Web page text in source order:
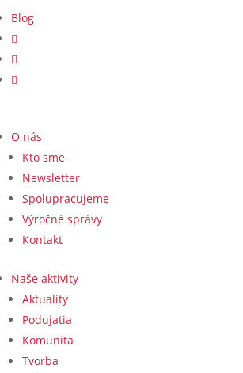
Blog
O nás
Kto sme
Newsletter
Spolupracujeme
Výročné správy
Kontakt
Naše aktivity
Aktuality
Podujatia
Komunita
Tvorba